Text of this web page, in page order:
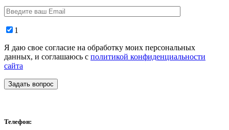
1
Я даю свое согласие на обработку моих персональных
данных, и соглашаюсь с политикой конфиденциальности
сайта
Задать вопрос
Телефон: